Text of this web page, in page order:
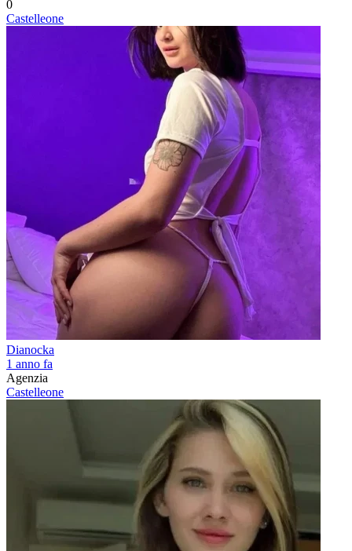
0
Castelleone
Dianocka
1 anno fa
Agenzia
Castelleone